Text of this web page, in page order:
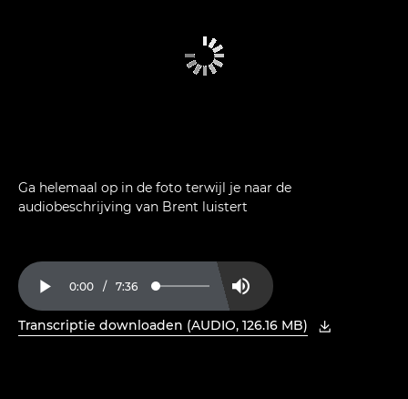
Ga helemaal op in de foto terwijl je naar de
audiobeschrijving van Brent luistert
Play Mute
Current
Time
0:00 / Duration
7:36 Loaded:
Transcriptie downloaden (AUDIO, 126.16 MB)
, PDF openen in nieuw venster